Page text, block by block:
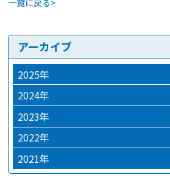
アーカイブ
2025年
2025年12月
2024年
2024年12月
2024年03月
2024年02月
2023年
2023年12月
2023年10月
2022年
2022年12月
2021年